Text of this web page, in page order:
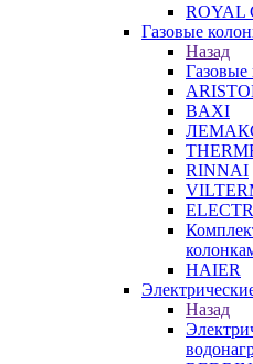
ROYAL
Газовые
Назад
Газовые
BAXI
RINNAI
HAIER
Назад